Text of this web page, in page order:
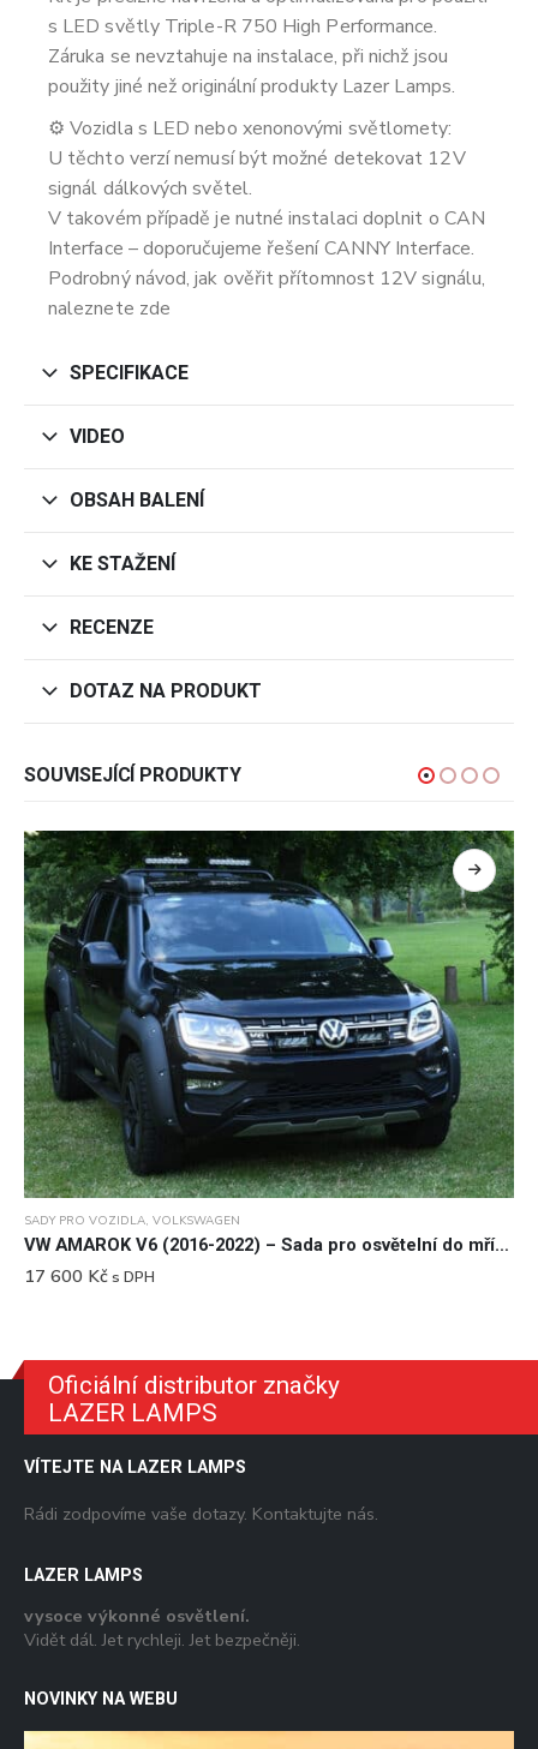
s LED světly Triple-R 750 High Performance.
Záruka se nevztahuje na instalace, při nichž jsou
použity jiné než originální produkty Lazer Lamps.
⚙️ Vozidla s LED nebo xenonovými světlomety:
U těchto verzí nemusí být možné detekovat 12V
signál dálkových světel.
V takovém případě je nutné instalaci doplnit o CAN
Interface – doporučujeme řešení CANNY Interface.
Podrobný návod, jak ověřit přítomnost 12V signálu,
naleznete zde
SPECIFIKACE
VIDEO
OBSAH BALENÍ
KE STAŽENÍ
RECENZE
DOTAZ NA PRODUKT
SOUVISEJÍCÍ PRODUKTY
SADY PRO VOZIDLA, VOLKSWAGEN
VW AMAROK V6 (2016-2022) – Sada pro osvětelní do mřížky chladiče
17 600 Kčs DPH
Oficiální distributor značky
LAZER LAMPS
VÍTEJTE NA LAZER LAMPS
Rádi zodpovíme vaše dotazy. Kontaktujte nás.
LAZER LAMPS
vysoce výkonné osvětlení.
Vidět dál. Jet rychleji. Jet bezpečněji.
NOVINKY NA WEBU